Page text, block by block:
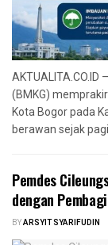
(BMKG)
Kota Bogor pada
berawan sejak pagi
Pemdes
dengan
BYARSYIT SYARIFUDIN